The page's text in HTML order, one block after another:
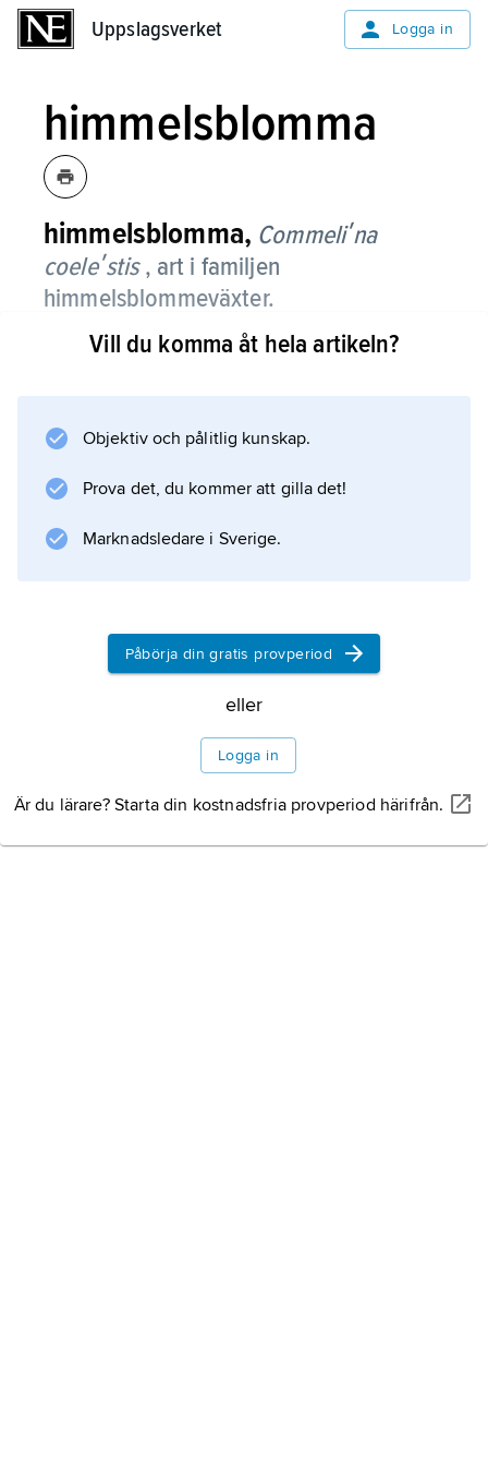
Uppslagsverket Logga in
himmelsblomma
himmelsblomma, Commeliʹna
coeleʹstis , art i familjen
himmelsblommeväxter.
Det är en flerårig, ca 50 cm hög ört med
oregelbundna blommorna är stora och
från Centralamerika, odlas som prydnadsväxt;
i Sverige måste knölrötterna tas upp och
förvaras frostfritt under vintern.
Information om artikeln
Vill du komma åt hela artikeln?
Objektiv och pålitlig kunskap.
Prova det, du kommer att gilla det!
Marknadsledare i Sverige.
Påbörja din gratis provperiod
eller
Logga in
Är du lärare? Starta din kostnadsfria provperiod härifrån.